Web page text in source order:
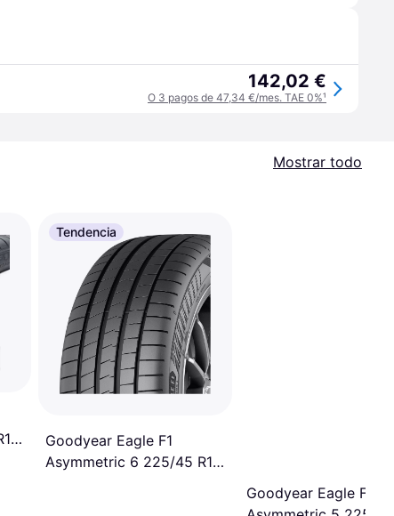
142,02 €
O 3 pagos de 47,34 €/mes. TAE 0%¹
Mostrar todo
Tendencia
Goodyear Eagle F1
Asymmetric 6 225/45 R18
Goodyear Eagle F1